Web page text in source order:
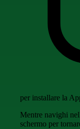
per installare la
Mentre navighi
schermo per